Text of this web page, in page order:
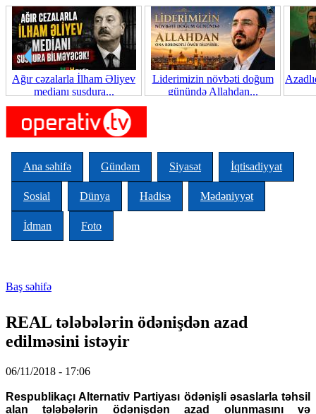
Skip to main content
Ağır cəzalarla İlham Əliyev
medianı susdura...
Liderimizin növbəti doğum
günündə Allahdan...
Ana səhifə Gündəm Siyasət İqtisadiyyat
Sosial Dünya Hadisə Mədəniyyət
İdman Foto
Baş səhifə
REAL tələbələrin ödənişdən azad
edilməsini istəyir
06/11/2018 - 17:06
Respublikaçı Alternativ Partiyası ödənişli əsaslarla təhsil
alan tələbələrin ödənişdən azad olunmasını və